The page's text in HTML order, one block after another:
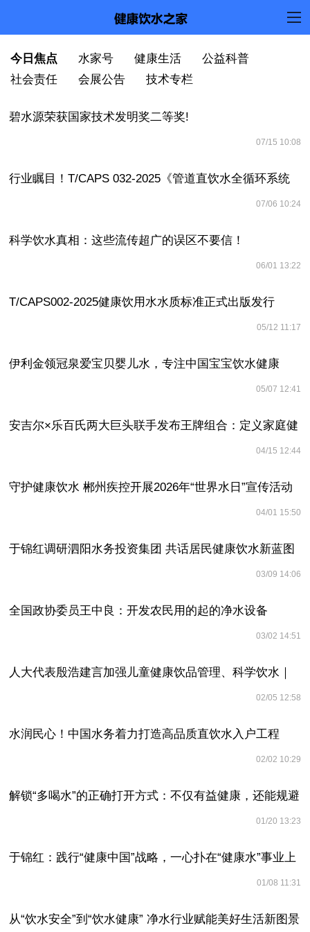
今日焦点水家号健康生活 公益科普社会责任会展公告技术专栏
今日焦点 水家号 健康生活
公益科普
社会责任
会展公告 技术专栏
碧水源荣获国家技术发明奖二等奖!
07/15 10:08
行业瞩目！T/CAPS 032-2025《管道直饮水全循环系统
07/06 10:24
科学饮水真相：这些流传超广的误区不要信！
06/01 13:22
T/CAPS002-2025健康饮用水水质标准正式出版发行
05/12 11:17
伊利金领冠泉爱宝贝婴儿水，专注中国宝宝饮水健康
05/07 12:41
安吉尔×乐百氏两大巨头联手发布王牌组合：定义家庭健
04/15 12:44
守护健康饮水 郴州疾控开展2026年“世界水日”宣传活动
04/01 15:50
于锦红调研泗阳水务投资集团 共话居民健康饮水新蓝图
03/09 14:06
全国政协委员王中良：开发农民用的起的净水设备
03/02 14:51
人大代表殷浩建言加强儿童健康饮品管理、科学饮水｜
02/05 12:58
水润民心！中国水务着力打造高品质直饮水入户工程
02/02 10:29
解锁“多喝水”的正确打开方式：不仅有益健康，还能规避
01/20 13:23
于锦红：践行“健康中国”战略，一心扑在“健康水”事业上
01/08 11:31
从“饮水安全”到“饮水健康” 净水行业赋能美好生活新图景